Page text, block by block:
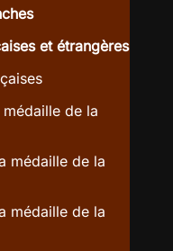
et étrangères
de la
médaille de la
médaille de la